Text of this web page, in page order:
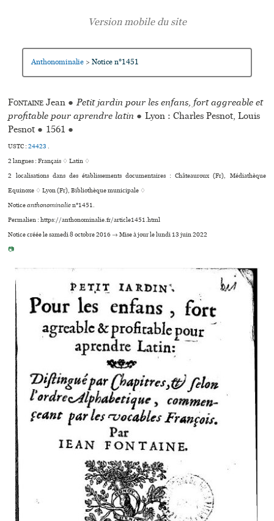
Anthonominalie > Notice n°1451
Fontaine Jean ● Petit jardin pour les enfans, fort aggreable et
profitable pour aprendre latin ● Lyon : Charles Pesnot, Louis
Pesnot ● 1561 ●
USTC :24423.
2 langues :Français ♢Latin ♢
2 localisations dans des établissements documentaires : Châteauroux (Fr), Médiathèque
Equinoxe ♢ Lyon (Fr), Bibliothèque muni­ci­pale ♢
Noticeanthonominalien°1451.
Permalien : https://anthonominalie.fr/article1451.html
Notice créée le samedi 8 octobre 2016 → Mise à jour le lundi 13 juin 2022
📷